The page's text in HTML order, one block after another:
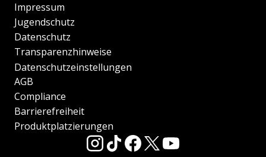
Impressum
Jugendschutz
Datenschutz
Transparenzhinweise
Datenschutzeinstellungen
AGB
Compliance
Barrierefreiheit
Produktplatzierungen